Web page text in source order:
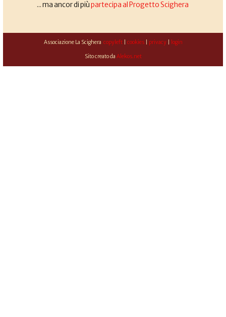
... ma ancor di piùpartecipa al Progetto Scighera
Associazione La Scighera copyleft| cookies| privacy| login
Sito creato da Alekos.net